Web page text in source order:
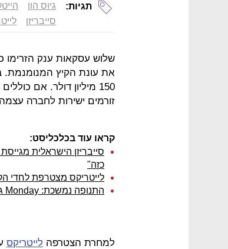
תגיות: גיוס הון
סייבריזן
שלוש עסקאות ענק הזרימו
את עונת הקיץ המנומנמת.
150 מיליון דולר. אם
זורמים ישירות לחברה עצמה - היא
קראו עוד בכלכליסט:
כזה"
לייטריקס מצטרפת לחדי הקרן, גייסה 135 מיליון דולר
התנופה נמשכת: Monday גייסה 150 מיליון דולר, לפי שווי של 1.9 מיליארד
למחרת הצטרפה לייטריקס